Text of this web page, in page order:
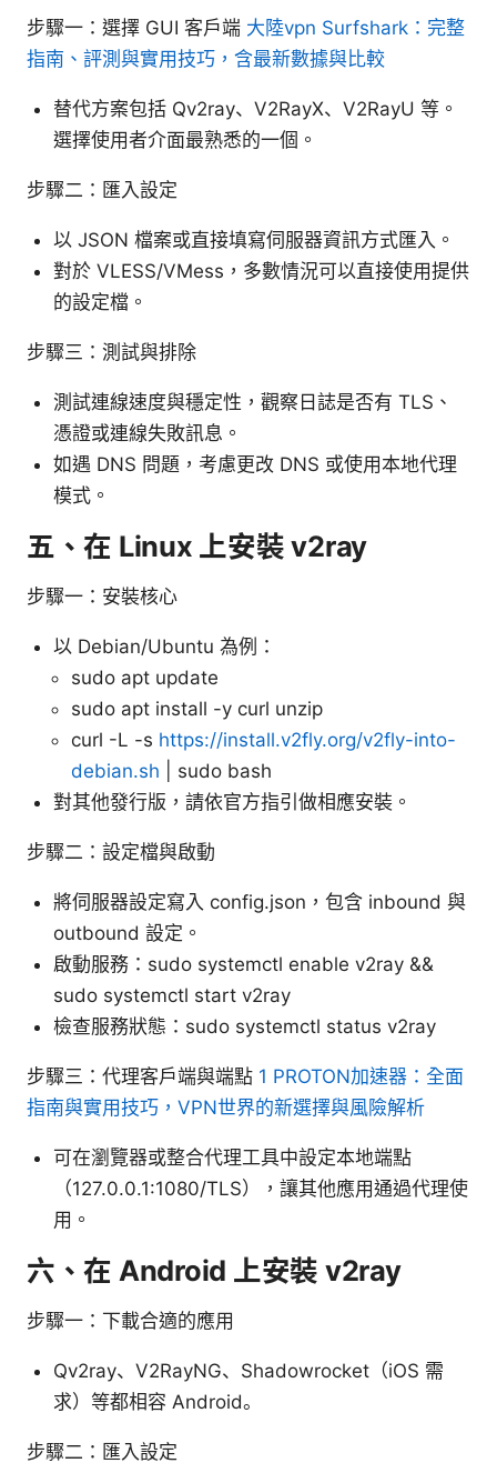
步驟一：選擇 GUI 客戶端 大陸vpn Surfshark：完整
指南、評測與實用技巧，含最新數據與比較
替代方案包括 Qv2ray、V2RayX、V2RayU 等。
選擇使用者介面最熟悉的一個。
步驟二：匯入設定
以 JSON 檔案或直接填寫伺服器資訊方式匯入。
對於 VLESS/VMess，多數情況可以直接使用提供
的設定檔。
步驟三：測試與排除
測試連線速度與穩定性，觀察日誌是否有 TLS、
憑證或連線失敗訊息。
如遇 DNS 問題，考慮更改 DNS 或使用本地代理
模式。
五、在 Linux 上安裝 v2ray
步驟一：安裝核心
以 Debian/Ubuntu 為例：
sudo apt update
sudo apt install -y curl unzip
curl -L -s https://install.v2fly.org/v2fly-into-
debian.sh | sudo bash
對其他發行版，請依官方指引做相應安裝。
步驟二：設定檔與啟動
將伺服器設定寫入 config.json，包含 inbound 與
outbound 設定。
啟動服務：sudo systemctl enable v2ray &&
sudo systemctl start v2ray
檢查服務狀態：sudo systemctl status v2ray
步驟三：代理客戶端與端點 1 PROTON加速器：全面
指南與實用技巧，VPN世界的新選擇與風險解析
可在瀏覽器或整合代理工具中設定本地端點
（127.0.0.1:1080/TLS），讓其他應用通過代理使
用。
六、在 Android 上安裝 v2ray
步驟一：下載合適的應用
Qv2ray、V2RayNG、Shadowrocket（iOS 需
求）等都相容 Android。
步驟二：匯入設定